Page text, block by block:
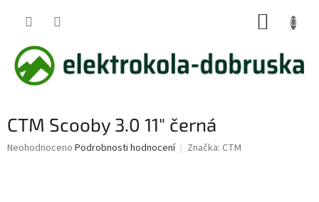
CTM Scooby 3.0 11" černá
Průměrné
Neohodnoceno Podrobnosti hodnocení Značka: CTM